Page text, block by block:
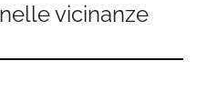
vicinanze